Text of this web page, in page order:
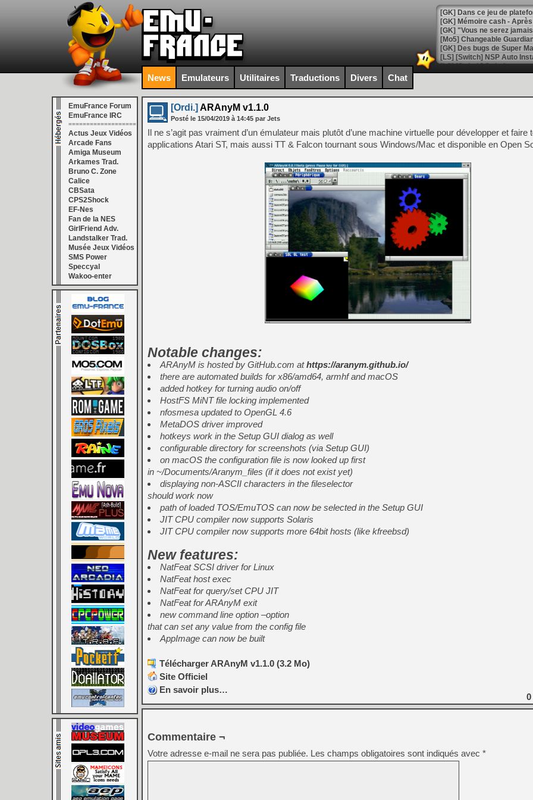
[GK] Dans ce jeu de
[GK] Mémoire cash -
[GK] "Vous ne serez
[Mo5] Changeable
[GK] Des bugs de Super
[LS] [Switch] NSP Auto
[GK] La saga horrifique
[GK] Le portage de Super
[Mo5] Le jeu de course
[GK] Guillermo del Toro
[GK] Mistfall Hunter : déjà
[GK] Wo Long 2 évolue
[GK] Crossfire : un TPS à
[LS] [PS5] Premiers
[Mo5] DOOM arrive en
[GK] Bethesda fête les 30
[GK] Roblox : l'action en
[GK] Agenda - GeForce
[LS] [PS5] ps5-y2jb-
[GK] Pourquoi Marvel
[GK] Test : Restory : Chill
[GK] GTA 6 : Rockstar
[GK] Hot Wheels Infinite
[GK] Diddy Kong Racing,
[Mo5] Le Zombi d’Ubisoft
News Emulateurs Utilitaires Traductions Divers Chat
EmuFrance Forum
EmuFrance IRC
===================
Actus Jeux Vidéos
Arcade Fans
Amiga Museum
Arkames Trad.
Bruno C. Zone
Calice
CBSata
CPS2Shock
EF-Nes
Fan de la NES
GirlFriend Adv.
Landstalker Trad.
Musée Jeux Vidéos
SMS Power
Speccyal
Wakoo-enter
[Ordi.] ARAnyM v1.1.0
Posté le 15/04/2019 à 14:45 par Jets
Il ne s’agit pas vraiment d’un émulateur mais plutôt d’une machine virtuelle pour développer et faire
applications Atari ST, mais aussi TT & Falcon tournant sous Windows/Mac et disponible en Open
Notable changes:
ARAnyM is hosted by GitHub.com athttps://aranym.github.io/
there are automated builds for x86/amd64, armhf and macOS
added hotkey for turning audio on/off
HostFS MiNT file locking implemented
nfosmesa updated to OpenGL 4.6
MetaDOS driver improved
hotkeys work in the Setup GUI dialog as well
configurable directory for screenshots (via Setup GUI)
on macOS the configuration file is now looked up first
in ~/Documents/Aranym_files (if it does not exist yet)
displaying non-ASCII characters in the fileselector
should work now
path of loaded TOS/EmuTOS can now be selected in the Setup GUI
JIT CPU compiler now supports Solaris
JIT CPU compiler now supports more 64bit hosts (like kfreebsd)
New features:
NatFeat SCSI driver for Linux
NatFeat host exec
NatFeat for query/set CPU JIT
NatFeat for ARAnyM exit
new command line option –option
that can set any value from the config file
AppImage can now be built
Télécharger ARAnyM v1.1.0 (3.2 Mo)
Site Officiel
En savoir plus…
0
Commentaire ¬
Votre adresse e-mail ne sera pas publiée. Les champs obligatoires sont indiqués avec *